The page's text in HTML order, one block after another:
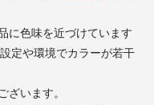
に色味を近づけています
定や環境でカラーが若干
ざいます。